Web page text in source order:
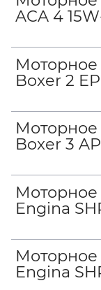
ACA 4
Моторное
Boxer 2
Моторное
Boxer 3
Моторное
Engina
Моторное
Engina